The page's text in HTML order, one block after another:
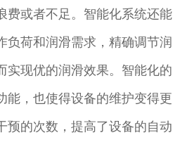
费或者不足。智能化系统还能
负荷和润滑需求，精确调节润
实现优的润滑效果。智能化的
能，也使得设备的维护变得更
预的次数，提高了设备的自动